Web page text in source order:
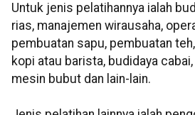
Untuk jenis pelatihannya ialah
rias, manajemen wirausaha,
pembuatan sapu, pembuatan
kopi atau barista, budidaya
mesin bubut dan lain-lain.